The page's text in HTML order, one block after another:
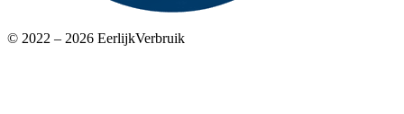
© 2022 – 2026 EerlijkVerbruik